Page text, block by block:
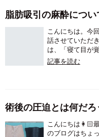
脂肪吸引の麻酔につい
こんにちは。今
話させていただ
は、「寝て目が
記事を読む
術後の圧迫とは何だろ
こんにちは👩🏻
のブログはちょ